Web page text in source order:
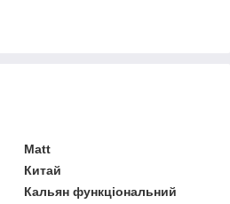
Matt
Китай
Кальян функціональний